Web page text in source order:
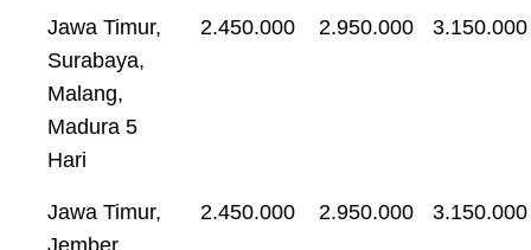
Jawa Timur,
Surabaya,
Malang,
Madura 5
Hari
2.450.000 2.950.000 3.150.000
Jawa Timur,
Jember,
2.450.000 2.950.000 3.150.000